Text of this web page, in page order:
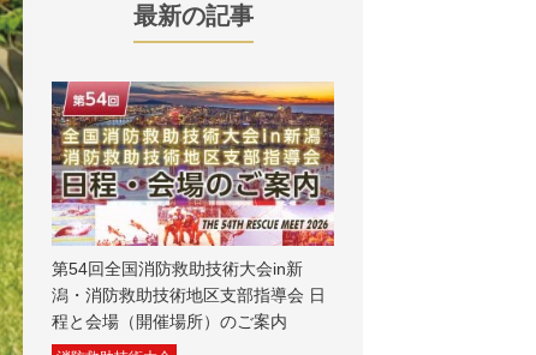
最新の記事
第54回全国消防救助技術大会in新
潟・消防救助技術地区支部指導会 日
程と会場（開催場所）のご案内